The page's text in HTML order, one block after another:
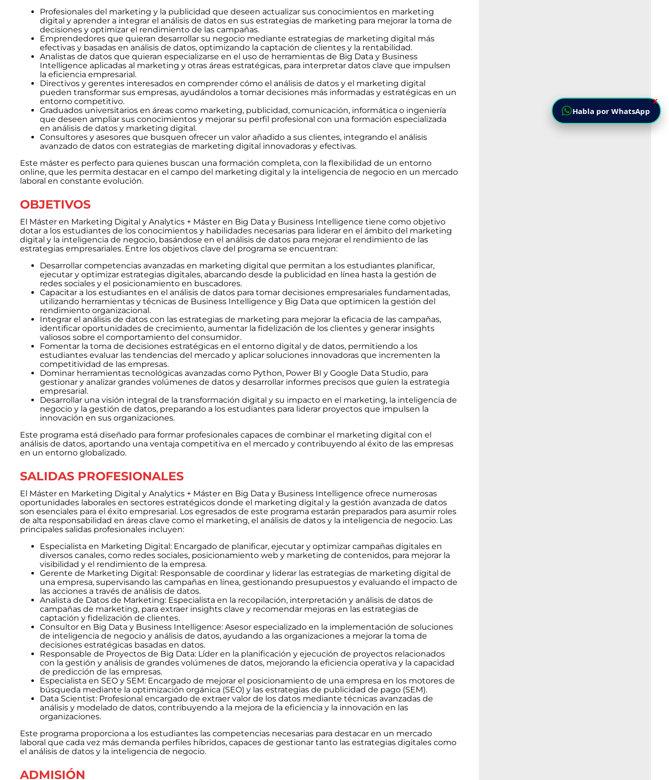
Profesionales del marketing y la publicidad que deseen actualizar sus conocimientos en marketing
digital y aprender a integrar el análisis de datos en sus estrategias de marketing para mejorar la toma de
decisiones y optimizar el rendimiento de las campañas.
Emprendedores que quieran desarrollar su negocio mediante estrategias de marketing digital más
efectivas y basadas en análisis de datos, optimizando la captación de clientes y la rentabilidad.
Analistas de datos que quieran especializarse en el uso de herramientas de Big Data y Business
Intelligence aplicadas al marketing y otras áreas estratégicas, para interpretar datos clave que impulsen
la eficiencia empresarial.
Directivos y gerentes interesados en comprender cómo el análisis de datos y el marketing digital
pueden transformar sus empresas, ayudándolos a tomar decisiones más informadas y estratégicas en un
entorno competitivo.
Graduados universitarios en áreas como marketing, publicidad, comunicación, informática o ingeniería
que deseen ampliar sus conocimientos y mejorar su perfil profesional con una formación especializada
en análisis de datos y marketing digital.
Consultores y asesores que busquen ofrecer un valor añadido a sus clientes, integrando el análisis
avanzado de datos con estrategias de marketing digital innovadoras y efectivas.
Este máster es perfecto para quienes buscan una formación completa, con la flexibilidad de un entorno
online, que les permita destacar en el campo del marketing digital y la inteligencia de negocio en un mercado
laboral en constante evolución.
OBJETIVOS
El Máster en Marketing Digital y Analytics + Máster en Big Data y Business Intelligence tiene como objetivo
dotar a los estudiantes de los conocimientos y habilidades necesarias para liderar en el ámbito del marketing
digital y la inteligencia de negocio, basándose en el análisis de datos para mejorar el rendimiento de las
estrategias empresariales. Entre los objetivos clave del programa se encuentran:
Desarrollar competencias avanzadas en marketing digital que permitan a los estudiantes planificar,
ejecutar y optimizar estrategias digitales, abarcando desde la publicidad en línea hasta la gestión de
redes sociales y el posicionamiento en buscadores.
Capacitar a los estudiantes en el análisis de datos para tomar decisiones empresariales fundamentadas,
utilizando herramientas y técnicas de Business Intelligence y Big Data que optimicen la gestión del
rendimiento organizacional.
Integrar el análisis de datos con las estrategias de marketing para mejorar la eficacia de las campañas,
identificar oportunidades de crecimiento, aumentar la fidelización de los clientes y generar insights
valiosos sobre el comportamiento del consumidor.
Fomentar la toma de decisiones estratégicas en el entorno digital y de datos, permitiendo a los
estudiantes evaluar las tendencias del mercado y aplicar soluciones innovadoras que incrementen la
competitividad de las empresas.
Dominar herramientas tecnológicas avanzadas como Python, Power BI y Google Data Studio, para
gestionar y analizar grandes volúmenes de datos y desarrollar informes precisos que guíen la estrategia
empresarial.
Desarrollar una visión integral de la transformación digital y su impacto en el marketing, la inteligencia de
negocio y la gestión de datos, preparando a los estudiantes para liderar proyectos que impulsen la
innovación en sus organizaciones.
Este programa está diseñado para formar profesionales capaces de combinar el marketing digital con el
análisis de datos, aportando una ventaja competitiva en el mercado y contribuyendo al éxito de las empresas
en un entorno globalizado.
SALIDAS PROFESIONALES
El Máster en Marketing Digital y Analytics + Máster en Big Data y Business Intelligence ofrece numerosas
oportunidades laborales en sectores estratégicos donde el marketing digital y la gestión avanzada de datos
son esenciales para el éxito empresarial. Los egresados de este programa estarán preparados para asumir roles
de alta responsabilidad en áreas clave como el marketing, el análisis de datos y la inteligencia de negocio. Las
principales salidas profesionales incluyen:
Especialista en Marketing Digital: Encargado de planificar, ejecutar y optimizar campañas digitales en
diversos canales, como redes sociales, posicionamiento web y marketing de contenidos, para mejorar la
visibilidad y el rendimiento de la empresa.
Gerente de Marketing Digital: Responsable de coordinar y liderar las estrategias de marketing digital de
una empresa, supervisando las campañas en línea, gestionando presupuestos y evaluando el impacto de
las acciones a través de análisis de datos.
Analista de Datos de Marketing: Especialista en la recopilación, interpretación y análisis de datos de
campañas de marketing, para extraer insights clave y recomendar mejoras en las estrategias de
captación y fidelización de clientes.
Consultor en Big Data y Business Intelligence: Asesor especializado en la implementación de soluciones
de inteligencia de negocio y análisis de datos, ayudando a las organizaciones a mejorar la toma de
decisiones estratégicas basadas en datos.
Responsable de Proyectos de Big Data: Líder en la planificación y ejecución de proyectos relacionados
con la gestión y análisis de grandes volúmenes de datos, mejorando la eficiencia operativa y la capacidad
de predicción de las empresas.
Especialista en SEO y SEM: Encargado de mejorar el posicionamiento de una empresa en los motores de
búsqueda mediante la optimización orgánica (SEO) y las estrategias de publicidad de pago (SEM).
Data Scientist: Profesional encargado de extraer valor de los datos mediante técnicas avanzadas de
análisis y modelado de datos, contribuyendo a la mejora de la eficiencia y la innovación en las
organizaciones.
Este programa proporciona a los estudiantes las competencias necesarias para destacar en un mercado
laboral que cada vez más demanda perfiles híbridos, capaces de gestionar tanto las estrategias digitales como
el análisis de datos y la inteligencia de negocio.
ADMISIÓN
X
Habla por WhatsApp